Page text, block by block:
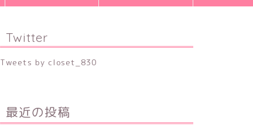
Twitter
Tweets by closet_830
最近の投稿